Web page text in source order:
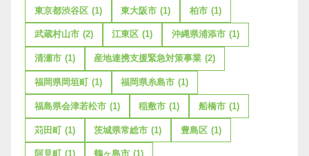
東京都渋谷区 (1) 東大阪市 (1) 柏市 (1)
武蔵村山市 (2) 江東区 (1) 沖縄県浦添市 (1)
清瀬市 (1) 産地連携支援緊急対策事業 (2)
福岡県岡垣町 (1) 福岡県糸島市 (1)
福島県会津若松市 (1) 稲敷市 (1) 船橋市 (1)
苅田町 (1) 茨城県常総市 (1) 豊島区 (1)
阿見町 (1) 鶴ヶ島市 (1)